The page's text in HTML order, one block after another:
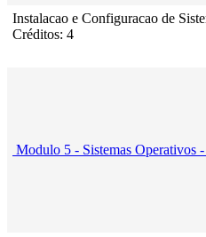
Instalacao e Configuracao de
Créditos: 4
Modulo 5 - Sistemas Operativos